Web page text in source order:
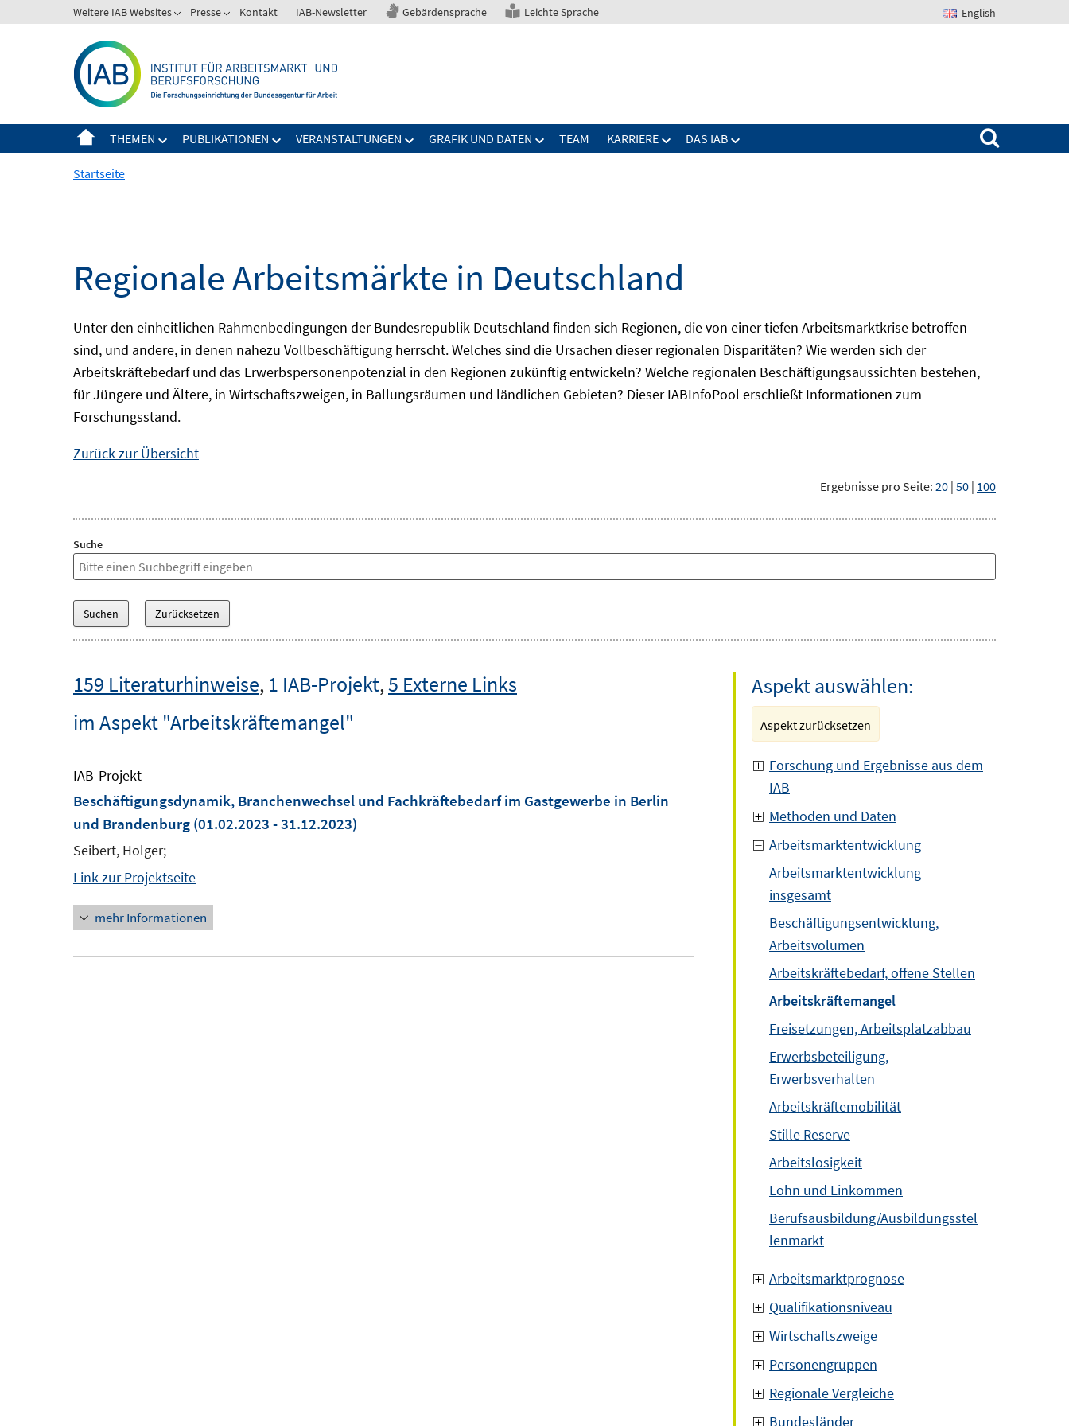
zum
Weitere IAB Websites Presse Kontakt IAB-Newsletter Gebärdensprache Leichte Sprache English
THEMEN PUBLIKATIONEN VERANSTALTUNGEN GRAFIK UND DATEN TEAM KARRIERE DAS IAB
Suchen nach:
Startseite
Regionale Arbeitsmärkte in Deutschland
Unter den einheitlichen Rahmenbedingungen der Bundesrepublik Deutschland finden sich Regionen, die von einer tiefen Arbeitsmarktkrise betroffen
sind, und andere, in denen nahezu Vollbeschäftigung herrscht. Welches sind die Ursachen dieser regionalen Disparitäten? Wie werden sich der
Arbeitskräftebedarf und das Erwerbspersonenpotenzial in den Regionen zukünftig entwickeln? Welche regionalen Beschäftigungsaussichten bestehen,
für Jüngere und Ältere, in Wirtschaftszweigen, in Ballungsräumen und ländlichen Gebieten? DieserIABInfoPool erschließt Informationen zum
Forschungsstand.
Zurück zur Übersicht
Ergebnisse pro Seite: 20 | 50 | 100
Suche
159 Literaturhinweise, 1 IAB-Projekt,5 Externe Links
im Aspekt "Arbeitskräftemangel"
IAB-Projekt
Beschäftigungsdynamik, Branchenwechsel und Fachkräftebedarf im Gastgewerbe in Berlin
und Brandenburg (01.02.2023 - 31.12.2023)
Seibert, Holger;
Link zur Projektseite
mehr Informationen
Aspekt auswählen:
Aspekt zurücksetzen
Forschung und Ergebnisse aus dem
IAB
Methoden und Daten
Arbeitsmarktentwicklung
Arbeitsmarktentwicklung
insgesamt
Beschäftigungsentwicklung,
Arbeitsvolumen
Arbeitskräftebedarf, offene Stellen
Arbeitskräftemangel
Freisetzungen, Arbeitsplatzabbau
Erwerbsbeteiligung,
Erwerbsverhalten
Arbeitskräftemobilität
Stille Reserve
Arbeitslosigkeit
Lohn und Einkommen
Berufsausbildung/Ausbildungsstel
lenmarkt
Arbeitsmarktprognose
Qualifikationsniveau
Wirtschaftszweige
Personengruppen
Regionale Vergleiche
Bundesländer